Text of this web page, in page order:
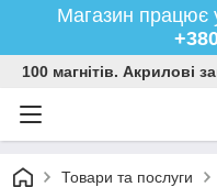
Магазин працює
100 магнітів. Акрилові
Товари та послуги